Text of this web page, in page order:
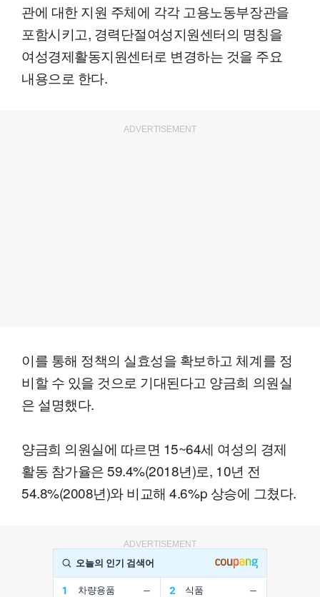
관에 대한 지원 주체에 각각 고용노동부장관을
포함시키고, 경력단절여성지원센터의 명칭을
여성경제활동지원센터로 변경하는 것을 주요
내용으로 한다.
ADVERTISEMENT
이를 통해 정책의 실효성을 확보하고 체계를 정
비할 수 있을 것으로 기대된다고 양금희 의원실
은 설명했다.
양금희 의원실에 따르면 15~64세 여성의 경제
활동 참가율은 59.4%(2018년)로, 10년 전
54.8%(2008년)와 비교해 4.6%p 상승에 그쳤다.
ADVERTISEMENT